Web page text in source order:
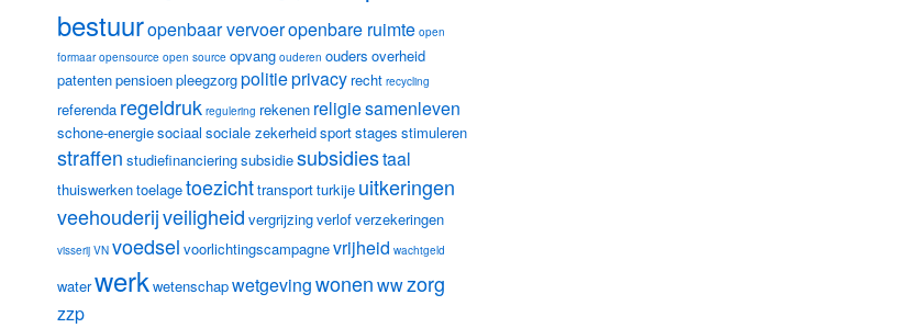
bestuuropenbaar vervoeropenbare ruimte open
formaar opensource open source opvang ouderen ouders overheid
patentenpensioenpleegzorgpolitieprivacy recht recycling
referenda regeldruk regulering rekenen religiesamenleven
schone-energiesociaal sociale zekerheidsportstages stimuleren
straffen studiefinancieringsubsidiesubsidiestaal
thuiswerkentoelagetoezichttransportturkije uitkeringen
veehouderijveiligheid vergrijzingverlofverzekeringen
visserij VN voedsel voorlichtingscampagnevrijheid wachtgeld
waterwerkwetenschapwetgevingwonenwwzorg
zzp